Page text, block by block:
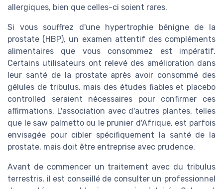
allergiques, bien que celles-ci soient rares.
Si vous souffrez d'une hypertrophie bénigne de la
prostate (HBP), un examen attentif des compléments
alimentaires que vous consommez est impératif.
Certains utilisateurs ont relevé des amélioration dans
leur santé de la prostate après avoir consommé des
gélules de tribulus, mais des études fiables et placebo
controlled seraient nécessaires pour confirmer ces
affirmations. L'association avec d'autres plantes, telles
que le saw palmetto ou le prunier d'Afrique, est parfois
envisagée pour cibler spécifiquement la santé de la
prostate, mais doit être entreprise avec prudence.
Avant de commencer un traitement avec du tribulus
terrestris, il est conseillé de consulter un professionnel